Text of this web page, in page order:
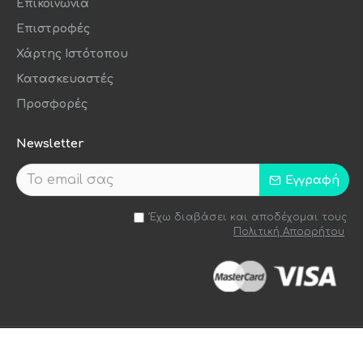
Επικοινωνία
Επιστροφές
Χάρτης Ιστότοπου
Κατασκευαστές
Προσφορές
Newsletter
Εγγραφή
Έχω διαβάσει και αποδέχομαι τους
Πολιτική Απορρήτου